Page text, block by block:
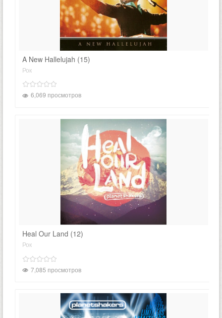
A New Hallelujah (15)
Рок
6,069 просмотров
Heal Our Land (12)
Рок
7,085 просмотров